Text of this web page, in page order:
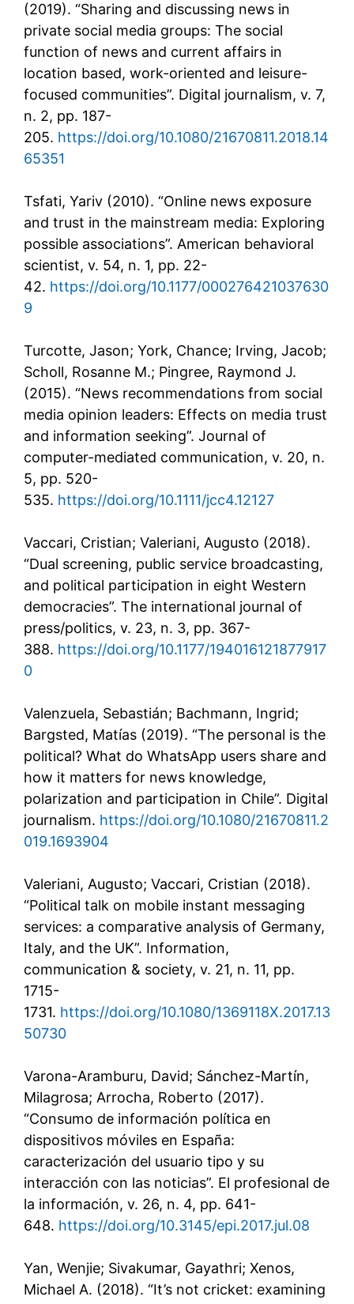
(2019). “Sharing and discussing news in
private social media groups: The social
function of news and current affairs in
location based, work-oriented and leisure-
focused communities”. Digital journalism, v. 7,
n. 2, pp. 187-
205. https://doi.org/10.1080/21670811.2018.14
65351
Tsfati, Yariv (2010). “Online news exposure
and trust in the mainstream media: Exploring
possible associations”. American behavioral
scientist, v. 54, n. 1, pp. 22-
42. https://doi.org/10.1177/000276421037630
9
Turcotte, Jason; York, Chance; Irving, Jacob;
Scholl, Rosanne M.; Pingree, Raymond J.
(2015). “News recommendations from social
media opinion leaders: Effects on media trust
and information seeking”. Journal of
computer-mediated communication, v. 20, n.
5, pp. 520-
535. https://doi.org/10.1111/jcc4.12127
Vaccari, Cristian; Valeriani, Augusto (2018).
“Dual screening, public service broadcasting,
and political participation in eight Western
democracies”. The international journal of
press/politics, v. 23, n. 3, pp. 367-
388. https://doi.org/10.1177/194016121877917
0
Valenzuela, Sebastián; Bachmann, Ingrid;
Bargsted, Matías (2019). “The personal is the
political? What do WhatsApp users share and
how it matters for news knowledge,
polarization and participation in Chile”. Digital
journalism. https://doi.org/10.1080/21670811.2
019.1693904
Valeriani, Augusto; Vaccari, Cristian (2018).
“Political talk on mobile instant messaging
services: a comparative analysis of Germany,
Italy, and the UK”. Information,
communication & society, v. 21, n. 11, pp.
1715-
1731. https://doi.org/10.1080/1369118X.2017.13
50730
Varona-Aramburu, David; Sánchez-Martín,
Milagrosa; Arrocha, Roberto (2017).
“Consumo de información política en
dispositivos móviles en España:
caracterización del usuario tipo y su
interacción con las noticias”. El profesional de
la información, v. 26, n. 4, pp. 641-
648. https://doi.org/10.3145/epi.2017.jul.08
Yan, Wenjie; Sivakumar, Gayathri; Xenos,
Michael A. (2018). “It’s not cricket: examining